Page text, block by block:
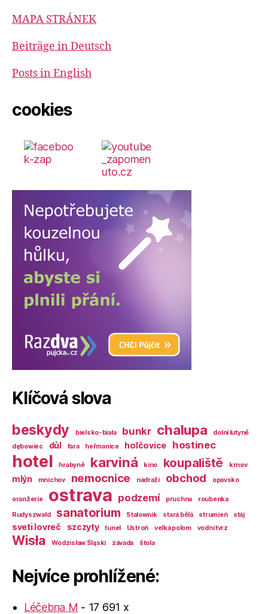
MAPA STRÁNEK
Beiträge in Deutsch
Posts in English
cookies
Klíčová slova
beskydy bielsko-biała bunkr chalupa
dolní lutyně
dębowiec
důl fara heřmanice holčovice hostinec
hotel hrabyně karviná kino koupaliště krnov
mlýn mnichov nemocnice nádraží obchod opavsko
oranžerie ostrava podzemí pruchna
roubenka
Rudyszwałd
sanatorium Stalownik stará bělá strumień stáj
sveti lovreč szczyty tunel Ustroń velká polom vodní tvrz
Wisła Wodzisław Śląski závada štola
Nejvíce prohlížené:
Léčebna M - 17 691 x